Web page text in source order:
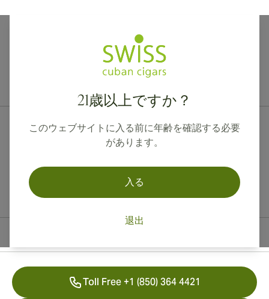
21歳以上ですか？
このウェブサイトに入る前に年齢を確認する必要
があります。
入る
退出
Toll Free +1 (850) 364 4421